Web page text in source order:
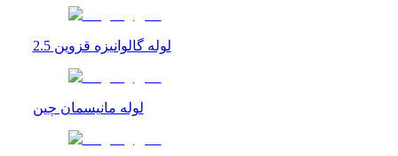
لوله گالوانیزه قزوین 2.5
لوله مانیسمان چین